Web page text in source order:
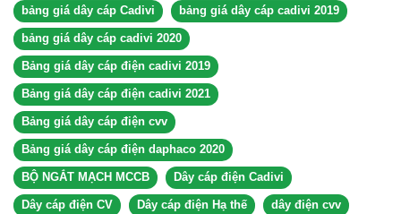
bảng giá dây cáp Cadivi bảng giá dây cáp cadivi 2019
bảng giá dây cáp cadivi 2020
Bảng giá dây cáp điện cadivi 2019
Bảng giá dây cáp điện cadivi 2021
Bảng giá dây cáp điện cvv
Bảng giá dây cáp điện daphaco 2020
BỘ NGẮT MẠCH MCCB Dây cáp điện Cadivi
Dây cáp điện CV Dây cáp điện Hạ thế dây điện cvv